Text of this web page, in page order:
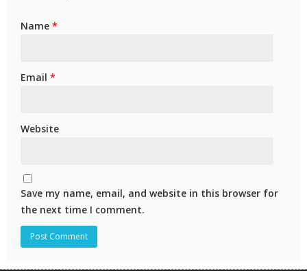
Name *
Email *
Website
Save my name, email, and website in this browser for
the next time I comment.